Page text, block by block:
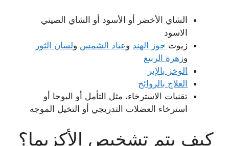
الشاي الأخضر أو ​​الأسود أو الشاي الصيني
الاسود
زيوت جوز الهند وعباد الشمس ولسان الثور
وزهرة الربيع
الوخز بالإبر
العلاج بالروائح
تقنيات الاسترخاء، مثل التأمل أو اليوجا أو
استرخاء العضلات التدريجي أو التخيل الموجه
كيف يتم تشخيص الأكزيما؟